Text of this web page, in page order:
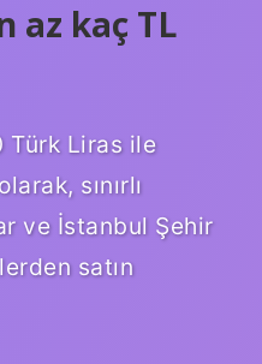
az kaç TL
Türk Liras ile
sınırlı
ve İstanbul Şehir
satın